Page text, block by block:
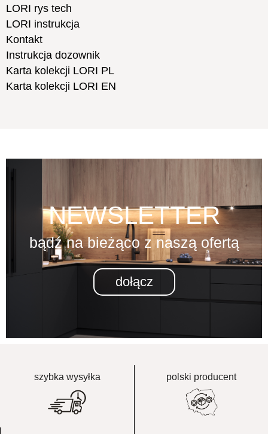
LORI rys tech
LORI instrukcja
Kontakt
Instrukcja dozownik
Karta kolekcji LORI PL
Karta kolekcji LORI EN
NEWSLETTER
bądź na bieżąco z naszą ofertą
dołącz
szybka wysyłka polski producent